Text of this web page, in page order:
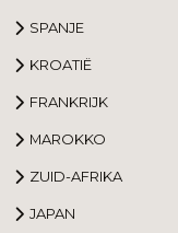
SPANJE
KROATIË
FRANKRIJK
MAROKKO
ZUID-AFRIKA
JAPAN